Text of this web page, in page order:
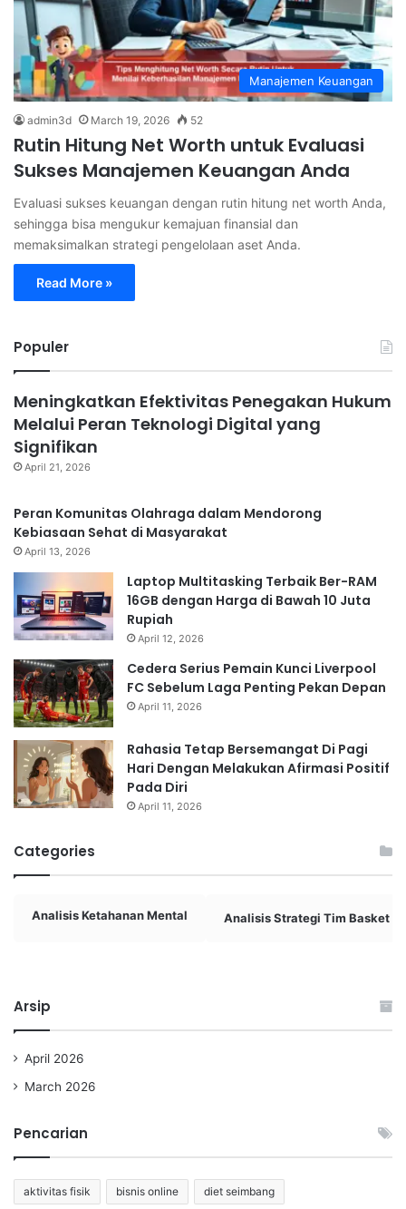
Manajemen Keuangan
admin3d March 19, 2026 52
Rutin Hitung Net Worth untuk Evaluasi
Sukses Manajemen Keuangan Anda
Evaluasi sukses keuangan dengan rutin hitung net worth Anda,
sehingga bisa mengukur kemajuan finansial dan
memaksimalkan strategi pengelolaan aset Anda.
Read More »
Populer
Meningkatkan Efektivitas Penegakan Hukum
Melalui Peran Teknologi Digital yang
Signifikan
April 21, 2026
Peran Komunitas Olahraga dalam Mendorong
Kebiasaan Sehat di Masyarakat
April 13, 2026
Laptop Multitasking Terbaik Ber-RAM
16GB dengan Harga di Bawah 10 Juta
Rupiah
April 12, 2026
Cedera Serius Pemain Kunci Liverpool
FC Sebelum Laga Penting Pekan Depan
April 11, 2026
Rahasia Tetap Bersemangat Di Pagi
Hari Dengan Melakukan Afirmasi Positif
Pada Diri
April 11, 2026
Categories
Analisis Ketahanan Mental Analisis Strategi Tim Basket
Arsip
April 2026
March 2026
Pencarian
aktivitas fisik bisnis online diet seimbang